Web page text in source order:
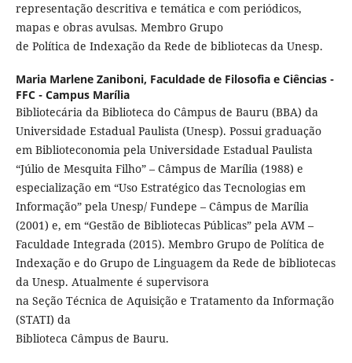
representação descritiva e temática e com periódicos,
mapas e obras avulsas. Membro Grupo
de Política de Indexação da Rede de bibliotecas da Unesp.
Maria Marlene Zaniboni, Faculdade de Filosofia e Ciências -
FFC - Campus Marília
Bibliotecária da Biblioteca do Câmpus de Bauru (BBA) da
Universidade Estadual Paulista (Unesp). Possui graduação
em Biblioteconomia pela Universidade Estadual Paulista
“Júlio de Mesquita Filho” – Câmpus de Marília (1988) e
especialização em “Uso Estratégico das Tecnologias em
Informação” pela Unesp/ Fundepe – Câmpus de Marília
(2001) e, em “Gestão de Bibliotecas Públicas” pela AVM –
Faculdade Integrada (2015). Membro Grupo de Política de
Indexação e do Grupo de Linguagem da Rede de bibliotecas
da Unesp. Atualmente é supervisora
na Seção Técnica de Aquisição e Tratamento da Informação
(STATI) da
Biblioteca Câmpus de Bauru.